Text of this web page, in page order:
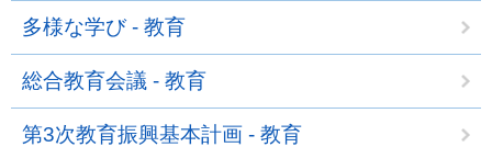
多様な学び - 教育
総合教育会議 - 教育
第3次教育振興基本計画 - 教育